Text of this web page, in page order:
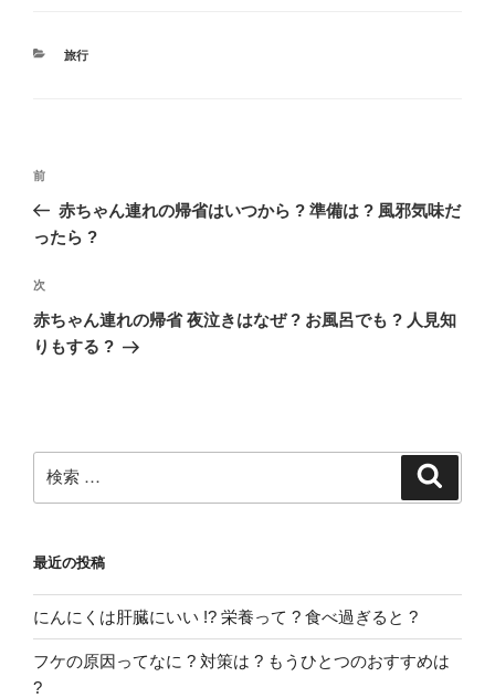
カ
旅行
投
ナ
ゲ
ー
シ
過
去
の
稿
前
赤ちゃん連れの帰省はいつから ? 準備は ? 風邪気味だ
ったら ?
次
の
投
次
赤ちゃん連れの帰省 夜泣きはなぜ ? お風呂でも ? 人見知
りもする ?
検
索:
最近の投稿
にんにくは肝臓にいい !? 栄養って ? 食べ過ぎると ?
フケの原因ってなに ? 対策は ? もうひとつのおすすめは
?